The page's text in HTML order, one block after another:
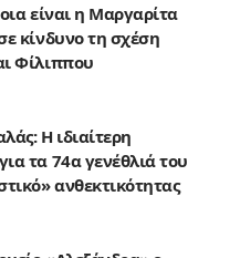
είναι η Μαργαρίτα
κίνδυνο τη σχέση
Φίλιππου
Η ιδιαίτερη
τα 74α γενέθλιά του
ανθεκτικότητας